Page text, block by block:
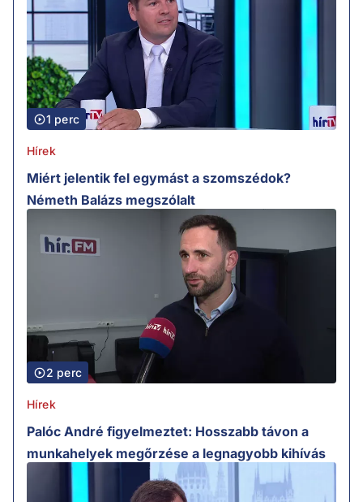
1 perc
Hírek
Miért jelentik fel egymást a szomszédok?
Németh Balázs megszólalt
2 perc
Hírek
Palóc André figyelmeztet: Hosszabb távon a
munkahelyek megőrzése a legnagyobb kihívás